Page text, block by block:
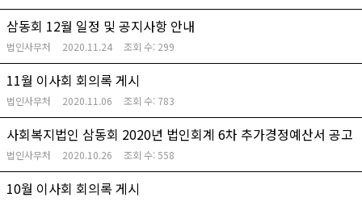
삼동회 12월 일정 및 공지사항 안내
법인사무처 2020.11.24 조회 수: 299
11월 이사회 회의록 게시
법인사무처 2020.11.06 조회 수: 783
사회복지법인 삼동회 2020년 법인회계 6차 추가경정예산서 공고
법인사무처 2020.10.26 조회 수:558
10월 이사회 회의록 게시